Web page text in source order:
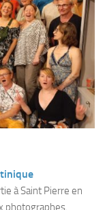
à Saint Pierre en
photographes.